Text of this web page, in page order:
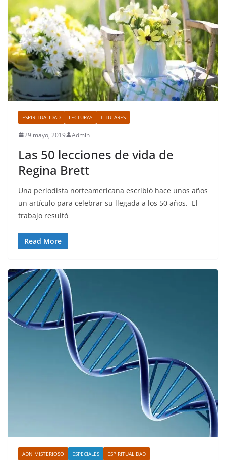
ESPIRITUALIDAD LECTURAS TITULARES
29 mayo, 2019 Admin
Las 50 lecciones de vida de
Regina Brett
Una periodista norteamericana escribió hace unos años
un artículo para celebrar su llegada a los 50 años. El
trabajo resultó
Read More
ADN MISTERIOSO ESPECIALES ESPIRITUALIDAD